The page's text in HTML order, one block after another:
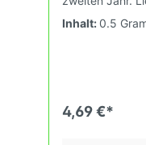
In kleinen
Inhalt: 0.5
4,69 €*